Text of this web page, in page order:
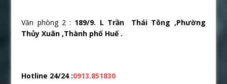
Văn phòng 2 : 189/9. L Trần Thái Tông ,Phường
Thủy Xuân ,Thành phố Huế .
Hotline 24/24 :0913.851830